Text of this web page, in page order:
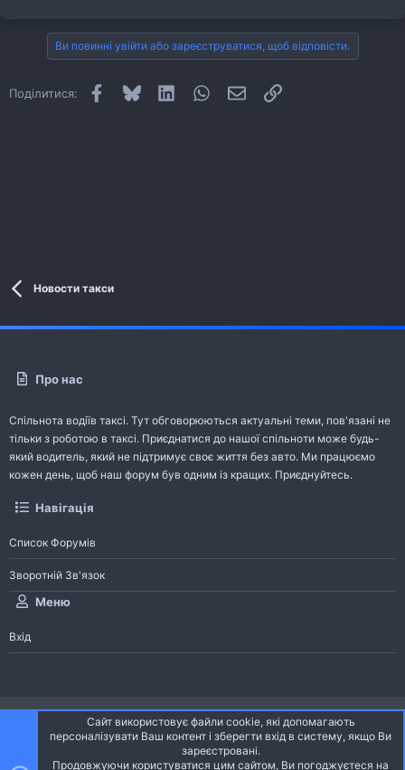
Ви повинні увійти або зареєструватися, щоб відповісти.
Поділитися: Facebook
Bluesky LinkedInWhatsApp
E-mailПосилання
Новости такси
Про нас
Спільнота водіїв таксі. Тут обговорюються актуальні теми, пов'язані не
тільки з роботою в таксі. Приєднатися до нашої спільноти може будь-
який водитель, який не підтримує своє життя без авто. Ми працюємо
кожен день, щоб наш форум був одним із кращих. Приєднуйтесь.
Навігація
Список Форумів
Зворотній Зв'язок
Меню
Вхід
Ніч Українська (UA)
Community platform by XenForo® © 2010-2026 XenForo Ltd.
Community platform by XenForo © 2010-2022 XenForo Ltd. | dev: Pages
Сайт використовує файли cookie, які допомагають
персоналізувати Ваш контент і зберегти вхід в систему, якщо Ви
зареєстровані.
Продовжуючи користуватися цим сайтом, Ви погоджуєтеся на